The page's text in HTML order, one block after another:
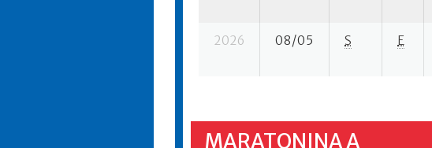
2026 08/05 S E
MARATONINA A